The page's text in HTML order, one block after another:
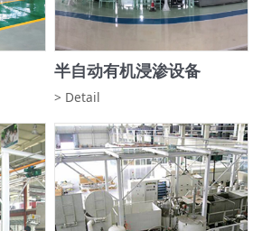
半自动有机浸渗设备
> Detail